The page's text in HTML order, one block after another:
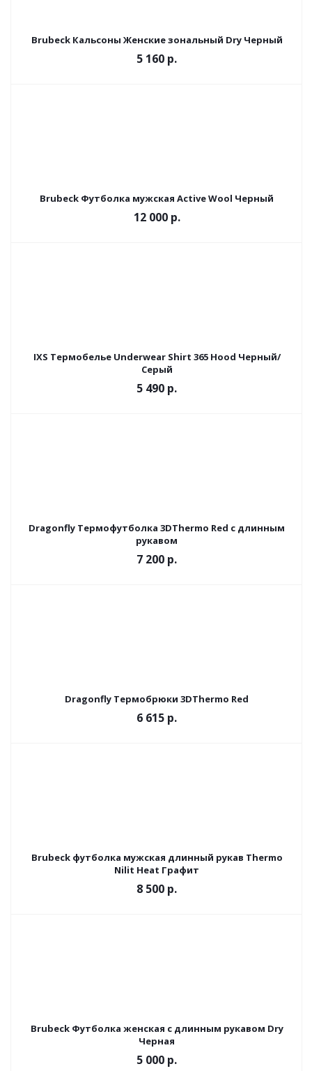
Brubeck Кальсоны Женские зональный Dry Черный
5 160 р.
Brubeck Футболка мужская Active Wool Черный
12 000 р.
IXS Термобелье Underwear Shirt 365 Hood Черный/
Серый
5 490 р.
Dragonfly Термофутболка 3DThermo Red с длинным
рукавом
7 200 р.
Dragonfly Термобрюки 3DThermo Red
6 615 р.
Brubeck футболка мужская длинный рукав Thermo
Nilit Heat Графит
8 500 р.
Brubeck Футболка женская с длинным рукавом Dry
Черная
5 000 р.